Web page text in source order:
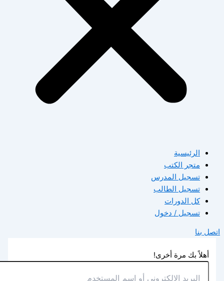
الرئيسية
متجر الكتب
تسجيل المدرس
تسجيل الطالب
كل الدورات
تسجيل / دخول
اتصل بنا
أهلاً بك مرة أخرى!